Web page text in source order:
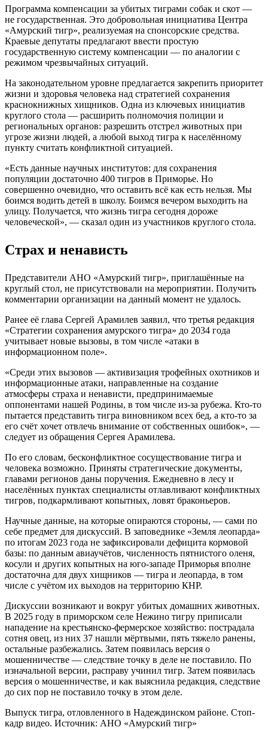
Программа компенсации за убитых тиграми собак и скот —
не государственная. Это добровольная инициатива Центра
«Амурский тигр», реализуемая на спонсорские средства.
Краевые депутаты предлагают ввести простую
государственную систему компенсации — по аналогии с
режимом чрезвычайных ситуаций.
На законодательном уровне предлагается закрепить приоритет
жизни и здоровья человека над стратегией сохранения
краснокнижных хищников. Одна из ключевых инициатив
круглого стола — расширить полномочия полиции и
региональных органов: разрешить отстрел животных при
угрозе жизни людей, а любой выход тигра к населённому
пункту считать конфликтной ситуацией.
«Есть данные научных институтов: для сохранения
популяции достаточно 400 тигров в Приморье. Но
совершенно очевидно, что оставить всё как есть нельзя. Мы
боимся водить детей в школу. Боимся вечером выходить на
улицу. Получается, что жизнь тигра сегодня дороже
человеческой», — сказал один из участников круглого стола.
Страх и ненависть
Представители АНО «Амурский тигр», приглашённые на
круглый стол, не присутствовали на мероприятии. Получить
комментарии организации на данный момент не удалось.
Ранее её глава Сергей Арамилев заявил, что третья редакция
«Стратегии сохранения амурского тигра» до 2034 года
учитывает новые вызовы, в том числе «атаки в
информационном поле».
«Среди этих вызовов — активизация трофейных охотников и
информационные атаки, направленные на создание
атмосферы страха и ненависти, предпринимаемые
оппонентами нашей Родины, в том числе из-за рубежа. Кто-то
пытается представить тигра виновником всех бед, а кто-то за
его счёт хочет отвлечь внимание от собственных ошибок», —
следует из обращения Сергея Арамилева.
По его словам, бесконфликтное сосуществование тигра и
человека возможно. Приняты стратегические документы,
главами регионов даны поручения. Ежедневно в лесу и
населённых пунктах специалисты отлавливают конфликтных
тигров, подкармливают копытных, ловят браконьеров.
Научные данные, на которые опираются стороны, — сами по
себе предмет для дискуссий. В заповеднике «Земля леопарда»
по итогам 2023 года не зафиксировали дефицита кормовой
базы: по данным авиаучётов, численность пятнистого оленя,
косули и других копытных на юго-западе Приморья вполне
достаточна для двух хищников — тигра и леопарда, в том
числе с учётом их выходов на территорию КНР.
Дискуссии возникают и вокруг убитых домашних животных.
В 2025 году в приморском селе Нежино тигру приписали
нападение на крестьянско-фермерское хозяйство: пострадала
сотня овец, из них 37 нашли мёртвыми, пять тяжело ранены,
остальные разбежались. Затем появилась версия о
мошенничестве — следствие точку в деле не поставило. По
изначальной версии, расправу учинил тигр. Затем появилась
версия о мошенничестве, и как выяснила редакция, следствие
до сих пор не поставило точку в этом деле.
Выпуск тигра, отловленного в Надеждинском районе. Стоп-
кадр видео. Источник: АНО «Амурский тигр»